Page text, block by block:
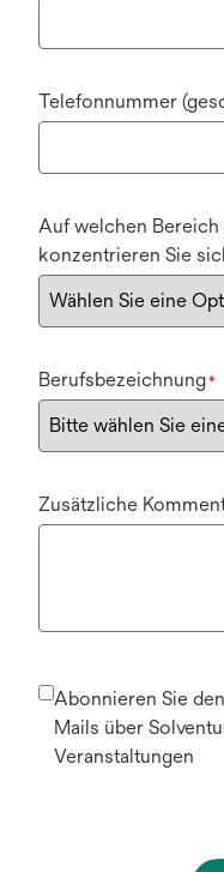
Telefonnummer
Auf welchen
konzentrieren Sie
Berufsbezeichnung*
Zusätzliche
Abonnieren Sie
Mails über
Veranstaltungen